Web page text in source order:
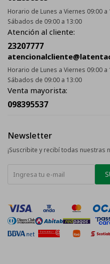
Horario de Lunes a Viernes 09:00 a
Sábados de 09:00 a 13:00
Atención al cliente:
23207777
Horario de Lunes a Viernes 09:00 a
Sábados de 09:00 a 13:00
Venta mayorista:
098395537
Newsletter
¡Suscribite y recibí todas nuestras